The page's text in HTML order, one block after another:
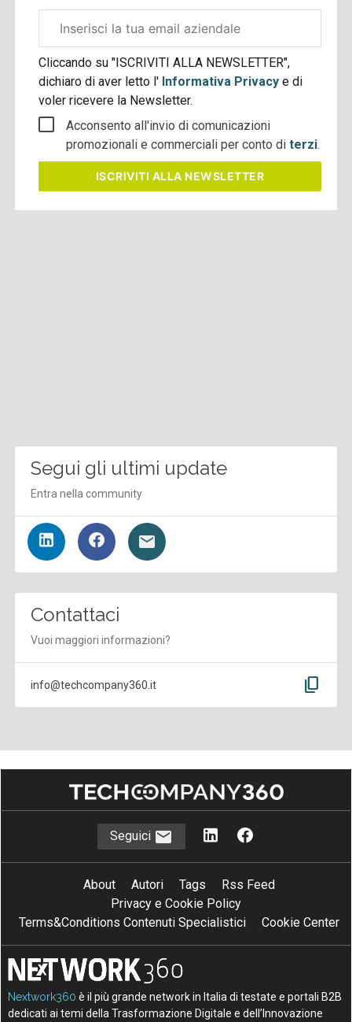
aziendale
Cliccando su "ISCRIVITI ALLA NEWSLETTER",
dichiaro di aver letto l' Informativa Privacye di
voler ricevere la Newsletter.
Acconsento all'invio di comunicazioni
promozionali e commerciali per conto diterzi.
ISCRIVITI ALLA NEWSLETTER
Segui gli ultimi update
Entra nella community
Contattaci
Vuoi maggiori informazioni?
info@techcompany360.it content_copy
Seguici
About Autori Tags
Rss Feed
Privacy e Cookie Policy
Terms&Conditions Contenuti Specialistici
Cookie Center
Nextwork360 è il più grande network in Italia di testate e portali B2B
dedicati ai temi della Trasformazione Digitale e dell’Innovazione